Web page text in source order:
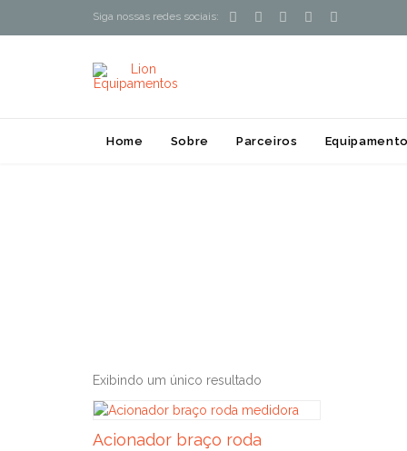
Siga nossas redes sociais:     
Home Sobre Parceiros
Exibindo um único resultado
Acionador braço roda